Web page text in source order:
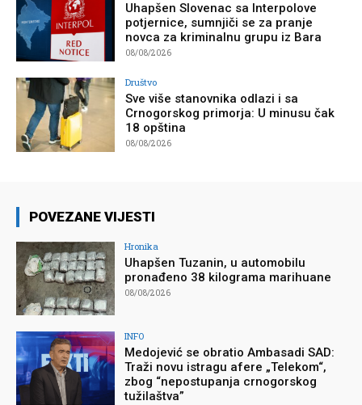
Uhapšen Slovenac sa Interpolove
potjernice, sumnjiči se za pranje
novca za kriminalnu grupu iz Bara
08/08/2026
Društvo
Sve više stanovnika odlazi i sa
Crnogorskog primorja: U minusu čak
18 opština
08/08/2026
POVEZANE VIJESTI
Hronika
Uhapšen Tuzanin, u automobilu
pronađeno 38 kilograma marihuane
08/08/2026
INFO
Medojević se obratio Ambasadi SAD:
Traži novu istragu afere „Telekom“,
zbog “nepostupanja crnogorskog
tužilaštva”